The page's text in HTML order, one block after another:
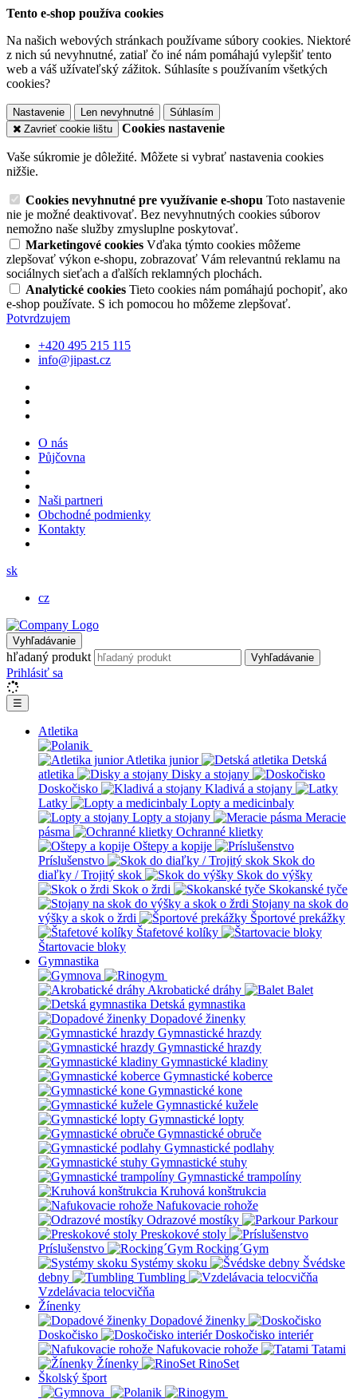
Tento e-shop používa cookies
Na našich webových stránkach používame súbory cookies. Niektoré
z nich sú nevyhnutné, zatiaľ čo iné nám pomáhajú vylepšiť tento
web a váš užívateľský zážitok. Súhlasíte s používaním všetkých
cookies?
Nastavenie Len nevyhnutné
Súhlasím
Zavrieť cookie lištu
Cookies nastavenie
Vaše súkromie je dôležité. Môžete si vybrať nastavenia cookies
nižšie.
Cookies nevyhnutné pre využívanie e-shopu Toto nastavenie
nie je možné deaktivovať. Bez nevyhnutných cookies súborov
nemožno naše služby zmysluplne poskytovať.
Marketingové cookies Vďaka týmto cookies môžeme
zlepšovať výkon e-shopu, zobrazovať Vám relevantnú reklamu na
sociálnych sieťach a ďalších reklamných plochách.
Analytické cookies Tieto cookies nám pomáhajú pochopiť, ako
e-shop používate. S ich pomocou ho môžeme zlepšovať.
Potvrdzujem
+420 495 215 115
info@jipast.cz
O nás
Půjčovna
Naši partneri
Obchodné podmienky
Kontakty
sk
cz
Vyhľadávanie
hľadaný produkt Vyhľadávanie
Prihlásiť sa
☰
Atletika
Atletika junior
Detská
atletika
Disky a stojany
Doskočisko
Kladivá a stojany
Latky
Lopty a medicinbaly
Lopty a stojany
Meracie
pásma
Ochranné klietky
Oštepy a kopije
Príslušenstvo
Skok do
diaľky / Trojitý skok
Skok do výšky
Skok o žrdi
Skokanské tyče
Stojany na skok do
výšky a skok o žrdi
Športové prekážky
Štafetové kolíky
Štartovacie bloky
Gymnastika
Akrobatické dráhy
Balet
Detská gymnastika
Dopadové žinenky
Gymnastické hrazdy
Gymnastické hrazdy
Gymnastické kladiny
Gymnastické koberce
Gymnastické kone
Gymnastické kužele
Gymnastické lopty
Gymnastické obruče
Gymnastické podlahy
Gymnastické stuhy
Gymnastické trampolíny
Kruhová konštrukcia
Nafukovacie rohože
Odrazové mostíky
Parkour
Preskokové stoly
Príslušenstvo
Rocking´Gym
Systémy skoku
Švédske
debny
Tumbling
Vzdelávacia telocvičňa
Žínenky
Dopadové žinenky
Doskočisko
Doskočisko interiér
Nafukovacie rohože
Tatami
Žínenky
RinoSet
Školský šport